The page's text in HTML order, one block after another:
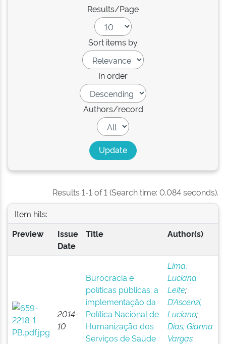
Results/Page
Sort items by
In order
Authors/record
Results 1-1 of 1 (Search time: 0.084 seconds).
Item hits:
Preview
Issue
Date
Title Author(s)
2014-
10
Burocracia e
políticas públicas: a
implementação da
Política Nacional de
Humanização dos
Serviços de Saúde
Lima,
Luciana
Leite;
D’Ascenzi,
Luciano;
Dias, Gianna
Vargas